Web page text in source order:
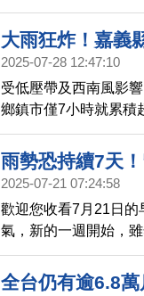
日累積雨量更破400
斷，另白河等多處也
動不便長者撤離。
大雨狂炸！嘉義
2025-07-28 12:47:10
受低壓帶及西南風影
鄉鎮市僅7小時就累積
縣政府上午緊急宣布
雨勢恐持續7天
2025-07-21 07:24:58
歡迎您收看7月21日的
氣，新的一週開始，
高，中央氣象署提醒
（7/22至7/23）雨勢
全台仍有逾6.8